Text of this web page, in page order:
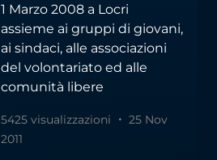
1 Marzo 2008 a Locri
assieme ai gruppi di giovani,
ai sindaci, alle associazioni
del volontariato ed alle
comunità libere
5425 visualizzazioni
25 Nov
2011